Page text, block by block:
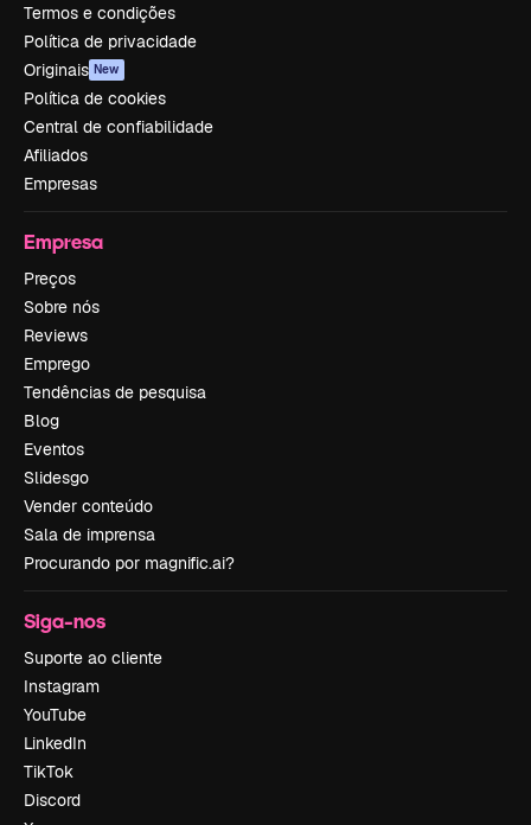
Termos e condições
Política de privacidade
Originais New
Política de cookies
Central de confiabilidade
Afiliados
Empresas
Empresa
Preços
Sobre nós
Reviews
Emprego
Tendências de pesquisa
Blog
Eventos
Slidesgo
Vender conteúdo
Sala de imprensa
Procurando por magnific.ai?
Siga-nos
Suporte ao cliente
Instagram
YouTube
LinkedIn
TikTok
Discord